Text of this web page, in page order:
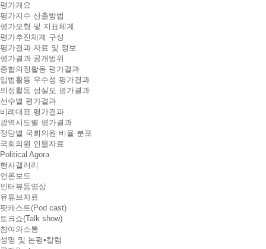
평가개요
평가지수 산출방법
평가모형 및 지표체계
평가추진체계 구성
평가결과 자료 및 정보
평가결과 공개범위
종합의정활동 평가결과
입법활동 우수성 평가결과
의정활동 성실도 평가결과
선수별 평가결과
비례대표 평가결과
광역시도별 평가결과
정당별 국회의원 비율 분포
국회의원 인물자료
Political Agora
행사갤러리
언론보도
인터뷰동영상
유튜브자료
팟캐스트(Pod cast)
토크쇼(Talk show)
참여와소통
성명 및 논평•칼럼